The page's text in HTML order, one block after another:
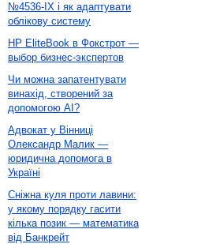
№4536-IX і як адаптувати
облікову систему
HP EliteBook в Фокстрот —
выбор бизнес-экспертов
Чи можна запатентувати
винахід, створений за
допомогою AI?
Адвокат у Вінниці
Олександр Малик —
юридична допомога в
Україні
Сніжна куля проти лавини:
у якому порядку гасити
кілька позик — математика
від Банкрейт